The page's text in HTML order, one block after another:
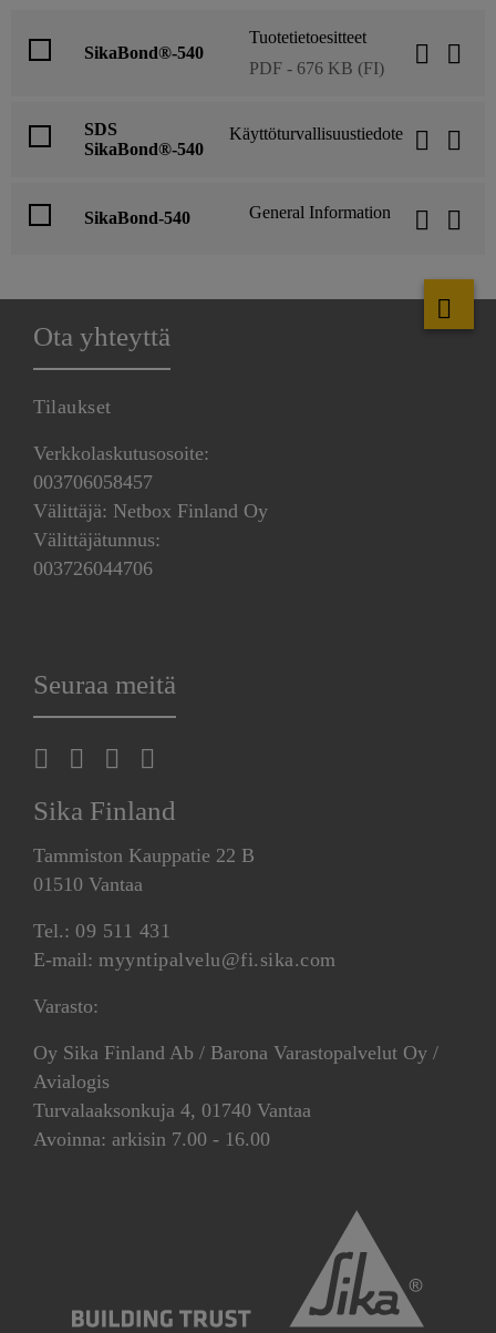
SikaBond®-540
Tuotetietoesitteet
PDF - 676 KB (FI)
SDS
SikaBond®-540
Käyttöturvallisuustiedote
SikaBond-540 General Information
Ota yhteyttä
Tilaukset
Verkkolaskutusosoite:
003706058457
Välittäjä: Netbox Finland Oy
Välittäjätunnus:
003726044706
Seuraa meitä
Sika Finland
Tammiston Kauppatie 22 B
01510 Vantaa
Tel.: 09 511 431
E-mail: myyntipalvelu@fi.sika.com
Varasto:
Oy Sika Finland Ab / Barona Varastopalvelut Oy /
Avialogis
Turvalaaksonkuja 4, 01740 Vantaa
Avoinna: arkisin 7.00 - 16.00